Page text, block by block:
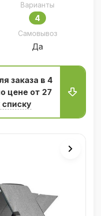
Варианты
4
Самовывоз
Да
заказа в 4
цене от 27